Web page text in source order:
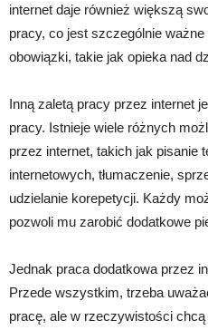
internet daje również większą
pracy, co jest szczególnie
obowiązki, takie jak opieka nad
Inną zaletą pracy przez internet
pracy. Istnieje wiele różnych
przez internet, takich jak pisanie
internetowych, tłumaczenie,
udzielanie korepetycji. Każdy
pozwoli mu zarobić dodatkowe
Jednak praca dodatkowa przez
Przede wszystkim, trzeba
pracę, ale w rzeczywistości chcą